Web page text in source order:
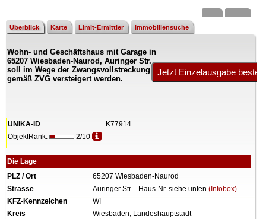
z.B.:15 Frankfurtfür
Frankfurt/Oder
und6 Frankfurtfür Frankfurt
Immobiliensuche
nach Kreis
nach Amtsgericht
Überblick Karte Limit-Ermittler Immobiliensuche
Wohn- und Geschäftshaus mit Garage in
65207 Wiesbaden-Naurod, Auringer Str.
soll im Wege der Zwangsvollstreckung
gemäß ZVG versteigert werden.
UNIKA-ID
K77914
ObjektRank:
2/10
Die Lage
PLZ / Ort
65207 Wiesbaden-Naurod
Strasse
Auringer Str. - Haus-Nr. siehe unten (Infobox)
KFZ-Kennzeichen
WI
Kreis
Wiesbaden, Landeshauptstadt